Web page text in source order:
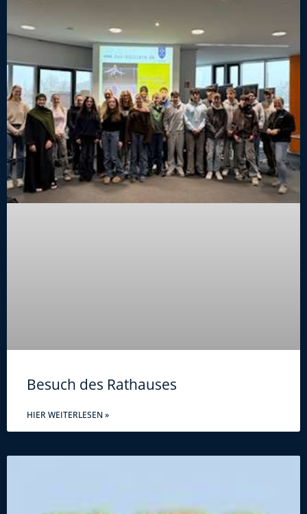
Besuch des Rathauses
HIER WEITERLESEN »